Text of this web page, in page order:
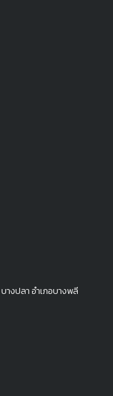
างปลา อำเภอบางพลี